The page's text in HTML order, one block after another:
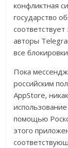
конфликтная
государство
авторы
все
Пока
российским
AppStore,
помощью
этого